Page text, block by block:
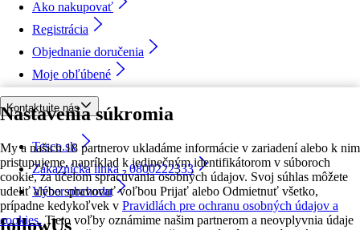
Nastavenia súkromia
My a našich 18 partnerov ukladáme informácie v zariadení alebo k nim
pristupujeme, napríklad k jedinečným identifikátorom v súboroch
cookie, za účelom spracúvania osobných údajov. Svoj súhlas môžete
udeliť alebo spravovať voľbou Prijať alebo Odmietnuť všetko,
prípadne kedykoľvek v Pravidlách pre ochranu osobných údajov a
cookies. Tieto voľby oznámime našim partnerom a neovplyvnia údaje
Ako nakupovať
Registrácia
Objednanie doručenia
Moje obľúbené
Kontaktujte nás
Tesco.sk
Zákaznícka linka - 0800222333
Výber obchodu
followUs